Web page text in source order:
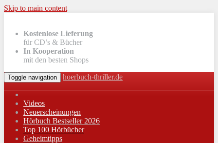
Skip to main content
Kostenlose Lieferung
für CD’s & Bücher
In Kooperation
mit den besten Shops
Toggle navigation hoerbuch-thriller.de
Videos
Neuerscheinungen
Hörbuch Bestseller 2026
Top 100 Hörbücher
Geheimtipps